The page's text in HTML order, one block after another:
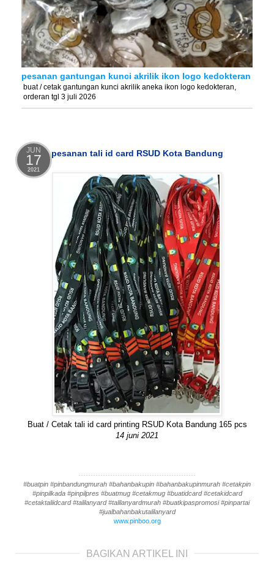
pesanan gantungan kunci akrilik ikon logo kedokteran
buat / cetak gantungan kunci akrilik aneka ikon logo kedokteran,
orderan tgl 3 juli 2026
JUN
17
2021
pesanan tali id card RSUD Kota Bandung
Buat / Cetak tali id card printing RSUD Kota Bandung 165 pcs
14 juni 2021
------------------------------------------------
#buatpin #pinbandungmurah #bahanbakupin #bahanbakupinmurah #cetakpin
#pinpilkada #pinpilpres #buatmug #cetakmug #buatidcard #cetakidcard
#cetaktaliidcard #talilanyard #talilanyardmurah #buatkipaspromosi #pinpartai
#jualbahanbakutalilanyard
www.pinboo.org
BAGIKAN ARTIKEL INI